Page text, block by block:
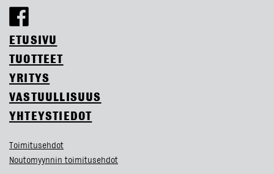
ETUSIVU
TUOTTEET
YRITYS
VASTUULLISUUS
YHTEYSTIEDOT
Toimitusehdot
Noutomyynnin toimitusehdot